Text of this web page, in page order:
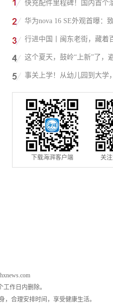
快充配件里程碑！国内首个
布
华为nova 16 SE外观首曝：致
行进中国丨闽东老街，藏着
这个夏天，鼓岭“上新”了，
事关上学！从幼儿园到大学
助！
下载海湃客户端 关
作日内删除。
合理安排时间，享受健康生活。